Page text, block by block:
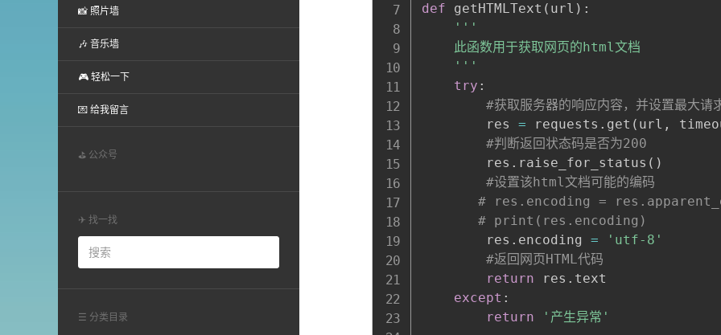
📸 照片墙
🎶 音乐墙
🎮 轻松一下
💌 给我留言
⛳ 公众号
✈ 找一找
☰ 分类目录
def getHTMLText ( url ) :
'''
    此函数用于获取网页的html文档
    '''
try :
#获取服务器的响应内容，并设置最大请
        res
= requests . get ( url ,
#判断返回状态码是否为200
        res
. raise_for_status ( )
#设置该html文档可能的编码
# res.encoding =
# print(res.encoding)
        res
. encoding =
'utf-8'
#返回网页HTML代码
return res . text
except :
return
'产生异常'